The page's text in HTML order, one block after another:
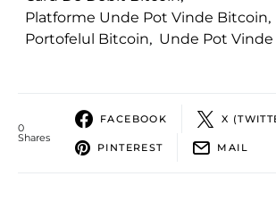
Platforme Unde Pot Vinde Bitcoin,
Portofelul Bitcoin, Unde Pot
0
Shares
FACEBOOK X
PINTEREST MAIL